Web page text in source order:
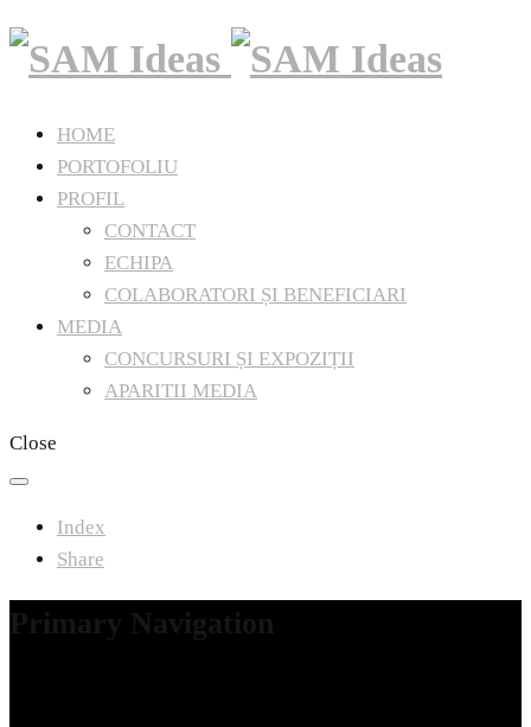
HOME
PORTOFOLIU
PROFIL
CONTACT
ECHIPA
COLABORATORI ȘI BENEFICIARI
MEDIA
CONCURSURI ȘI EXPOZIȚII
APARITII MEDIA
Close
Index
Share